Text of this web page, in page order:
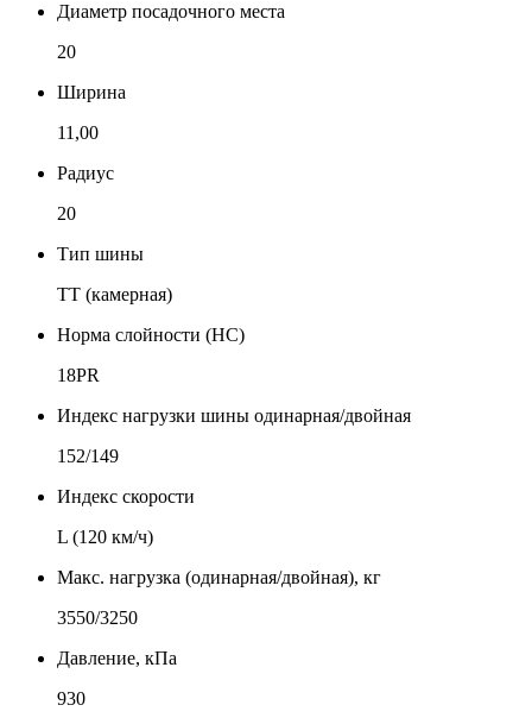
Диаметр посадочного места
20
Ширина
11,00
Радиус
20
Тип шины
TT (камерная)
Норма слойности (НС)
18PR
Индекс нагрузки шины одинарная/двойная
152/149
Индекс скорости
L (120 км/ч)
Макс. нагрузка (одинарная/двойная), кг
3550/3250
Давление, кПа
930